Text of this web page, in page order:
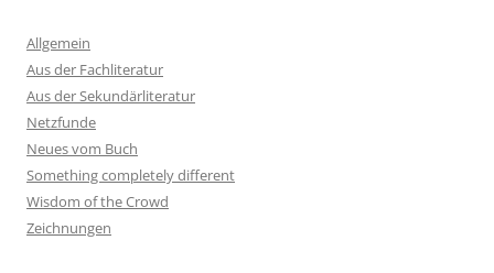
Allgemein
Aus der Fachliteratur
Aus der Sekundärliteratur
Netzfunde
Neues vom Buch
Something completely different
Wisdom of the Crowd
Zeichnungen